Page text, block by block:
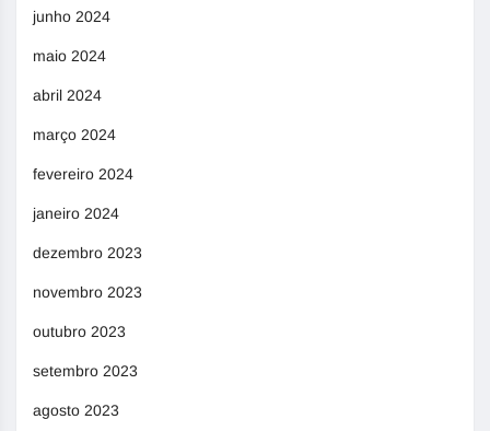
junho 2024
maio 2024
abril 2024
março 2024
fevereiro 2024
janeiro 2024
dezembro 2023
novembro 2023
outubro 2023
setembro 2023
agosto 2023